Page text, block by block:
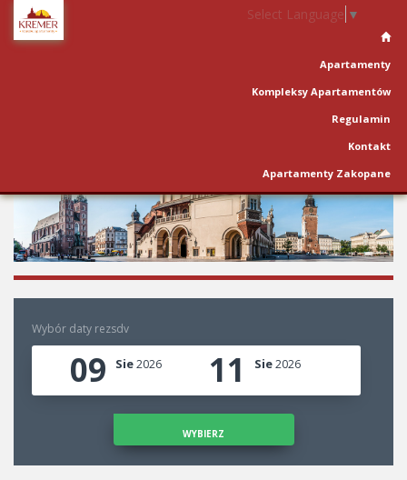
Select Language ▼
Apartamenty
Kompleksy Apartamentów
Regulamin
Kontakt
Apartamenty Zakopane
Wybór daty rezsdv
09 Sie2026 11 Sie2026
WYBIERZ